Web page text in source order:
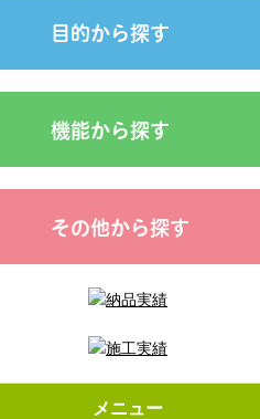
目的から探す
機能から探す
その他から探す
メニュー